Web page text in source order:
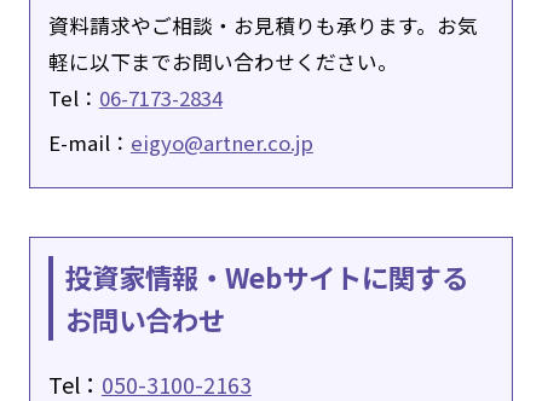
資料請求やご相談・お見積りも承ります。お気
軽に以下までお問い合わせください。
Tel： 06-7173-2834
E-mail： eigyo@artner.co.jp
投資家情報・Webサイトに関する
お問い合わせ
Tel： 050-3100-2163